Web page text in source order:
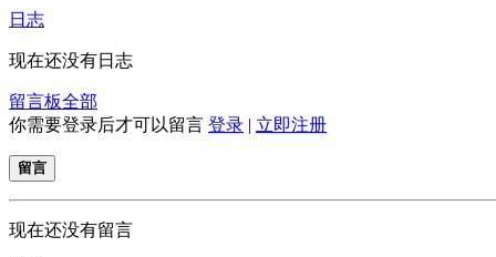
日志
现在还没有日志
留言板全部
你需要登录后才可以留言 登录 | 立即注册
留言
现在还没有留言